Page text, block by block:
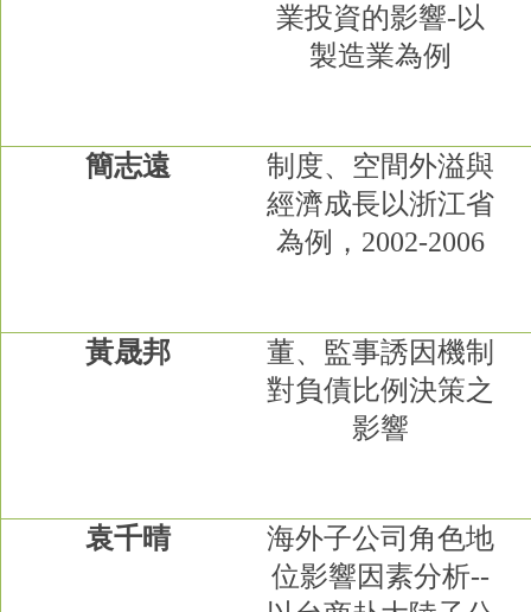
業投資的影響-以
製造業為例
簡志遠
制度、空間外溢與
經濟成長以浙江省
為例， 2002-2006
黃晟邦
董、監事誘因機制
對負債比例決策之
影響
袁千晴
海外子公司角色地
位影響因素分析--